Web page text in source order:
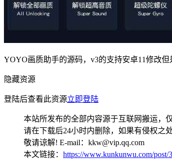
YOYO画质助手的源码，v3的支持安卓11修改
隐藏资源
登陆后查看此资源立即登陆
本站所发布的全部内容源于互联网搬运，
请在下载后24小时内删除，如果有侵权之
敬请谅解! E-mail：kkw@vip.qq.com
本文链接： https://www.kunkunwu.com/post/